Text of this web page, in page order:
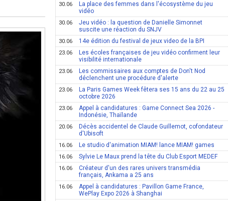
30.06
La place des femmes dans l'écosystème du jeu
vidéo
30.06
Jeu vidéo : la question de Danielle Simonnet
suscite une réaction du SNJV
30.06 14e édition du festival de jeux video de la BPI
23.06
Les écoles françaises de jeu vidéo confirment leur
visibilité internationale
23.06
Les commissaires aux comptes de Don't Nod
déclenchent une procédure d'alerte
23.06
La Paris Games Week fêtera ses 15 ans du 22 au 25
octobre 2026
23.06
Appel à candidatures : Game Connect Sea 2026 -
Indonésie, Thaïlande
20.06
Décès accidentel de Claude Guillemot, cofondateur
d'Ubisoft
16.06 Le studio d'animation MIAM! lance MIAM! games
16.06 Sylvie Le Maux prend la tête du Club Esport MEDEF
16.06
Créateur d'un des rares univers transmédia
français, Ankama a 25 ans
16.06
Appel à candidatures : Pavillon Game France,
WePlay Expo 2026 à Shanghai